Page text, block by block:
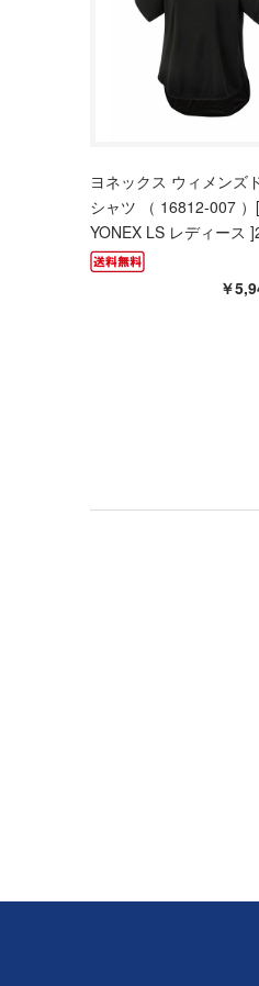
ヨネックス ウィメンズ
シャツ （ 16812-007 ）[
YONEX LS レディース
￥